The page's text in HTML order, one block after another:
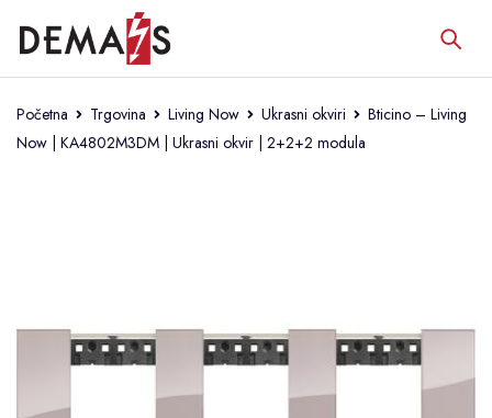
Početna Trgovina Living Now Ukrasni okviri
Bticino – Living
Now | KA4802M3DM | Ukrasni okvir | 2+2+2 modula